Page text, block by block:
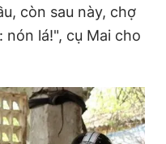
còn sau này, chợ
lá!", cụ Mai cho